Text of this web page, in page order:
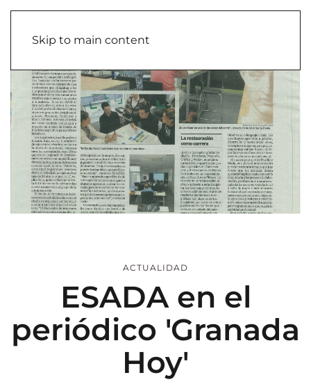
Skip to main content
ACTUALIDAD
ESADA en el
periódico 'Granada
Hoy'